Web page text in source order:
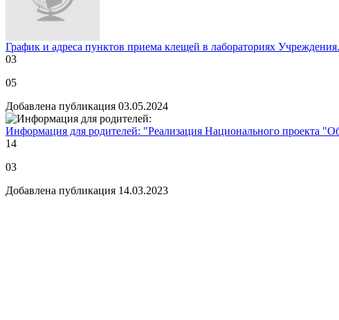
График и адреса пунктов приема клещей в лабораториях Учреждения.
03
05
Добавлена публикация 03.05.2024
Информация для родителей: "Реализация Национального проекта
14
03
Добавлена публикация 14.03.2023